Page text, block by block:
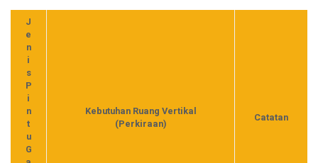
J
e
n
i
s
P
i
n
t
u
G
Kebutuhan Ruang Vertikal
(Perkiraan)
Catatan